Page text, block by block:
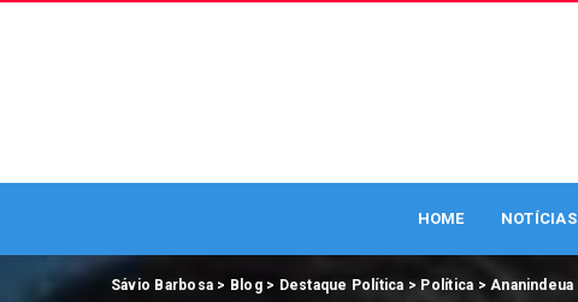
HOME NOTÍCIAS
Sávio Barbosa > Blog> Destaque Política > Política >Ananindeua